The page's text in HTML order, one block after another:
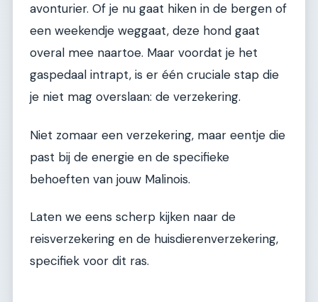
avonturier. Of je nu gaat hiken in de bergen of
een weekendje weggaat, deze hond gaat
overal mee naartoe. Maar voordat je het
gaspedaal intrapt, is er één cruciale stap die
je niet mag overslaan: de verzekering.
Niet zomaar een verzekering, maar eentje die
past bij de energie en de specifieke
behoeften van jouw Malinois.
Laten we eens scherp kijken naar de
reisverzekering en de huisdierenverzekering,
specifiek voor dit ras.